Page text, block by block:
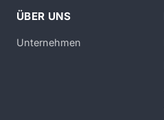
ÜBER UNS
Unternehmen